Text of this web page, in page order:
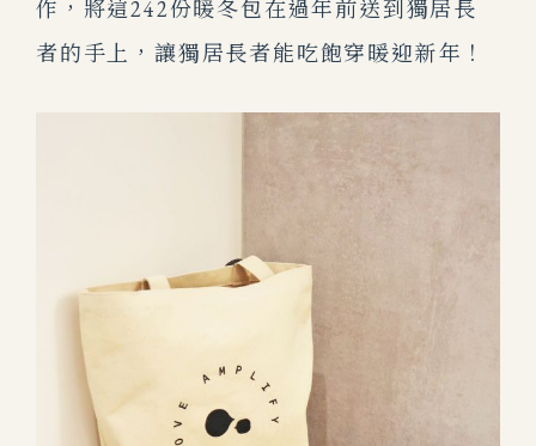
作，將這242份暖冬包在過年前送到獨居長
者的手上，讓獨居長者能吃飽穿暖迎新年！